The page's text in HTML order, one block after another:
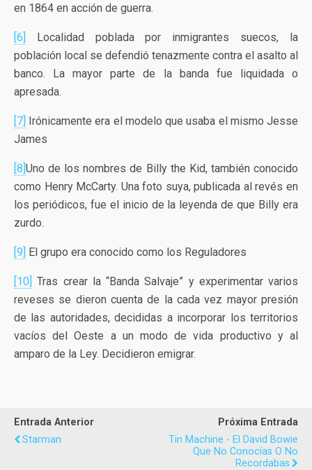
en 1864 en acción de guerra.
[6]
Localidad poblada por inmigrantes suecos, la
población local se defendió tenazmente contra el asalto al
banco. La mayor parte de la banda fue liquidada o
apresada.
[7] Irónicamente era el modelo que usaba el mismo Jesse
James
[8]Uno de los nombres de Billy the Kid, también conocido
como Henry McCarty. Una foto suya, publicada al revés en
los periódicos, fue el inicio de la leyenda de que Billy era
zurdo.
[9] El grupo era conocido como los Reguladores
[10] Tras crear la “Banda Salvaje” y experimentar varios
reveses se dieron cuenta de la cada vez mayor presión
de las autoridades, decididas a incorporar los territorios
vacíos del Oeste a un modo de vida productivo y al
amparo de la Ley. Decidieron emigrar.
Entrada Anterior
Starman
Próxima Entrada
Tin Machine - El David Bowie
Que No Conocías O No
Recordabas